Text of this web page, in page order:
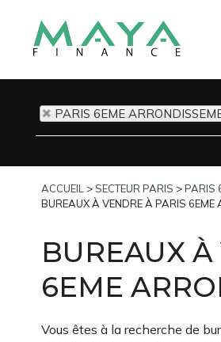
PARIS 6EME
ACCUEIL > SECTEUR PARIS >PARIS
BUREAUX À VENDRE À PARIS 6EME
BUREAUX
6EME
Vous êtes à la recherche de